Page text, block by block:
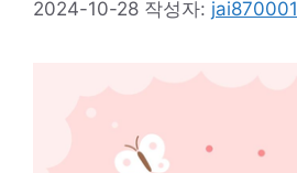
2024-10-28 작성자: jai870001